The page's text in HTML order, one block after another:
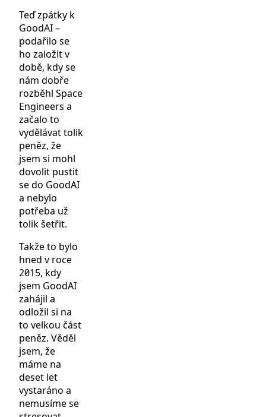
Teď zpátky k
GoodAI –
podařilo se
ho založit v
době, kdy se
nám dobře
rozběhl Space
Engineers a
začalo to
vydělávat tolik
peněz, že
jsem si mohl
dovolit pustit
se do GoodAI
a nebylo
potřeba už
tolik šetřit.
Takže to bylo
hned v roce
2015, kdy
jsem GoodAI
zahájil a
odložil si na
to velkou část
peněz. Věděl
jsem, že
máme na
deset let
vystaráno a
nemusíme se